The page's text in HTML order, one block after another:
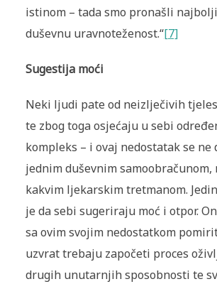
istinom – tada smo pronašli
duševnu uravnoteženost.“[7]
Sugestija moći
Neki ljudi pate od neizlječivih
te zbog toga osjećaju u sebi
kompleks – i ovaj nedostatak se
jednim duševnim
kakvim ljekarskim tretmanom.
je da sebi sugeriraju moć i otpor.
sa ovim svojim nedostatkom
uzvrat trebaju započeti proces
drugih unutarnjih sposobnosti te